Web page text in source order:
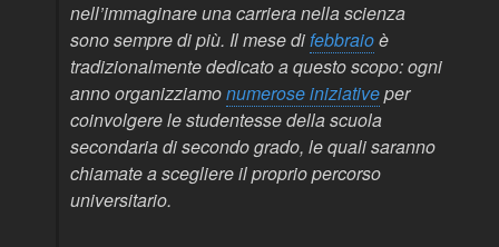
nell’immaginare una carriera nella scienza
sono sempre di più. Il mese difebbraioè
tradizionalmente dedicato a questo scopo: ogni
anno organizziamonumerose iniziativeper
coinvolgere le studentesse della scuola
secondaria di secondo grado, le quali saranno
chiamate a scegliere il proprio percorso
universitario.